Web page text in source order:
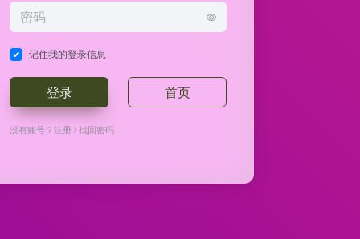
记住我的登录信息
登录 首页
没有账号？注册/找回密码